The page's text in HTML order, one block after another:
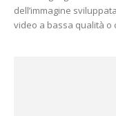
dell’immagine
video a bassa qualità o